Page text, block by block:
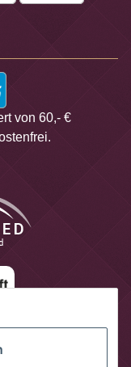
von 60,- €